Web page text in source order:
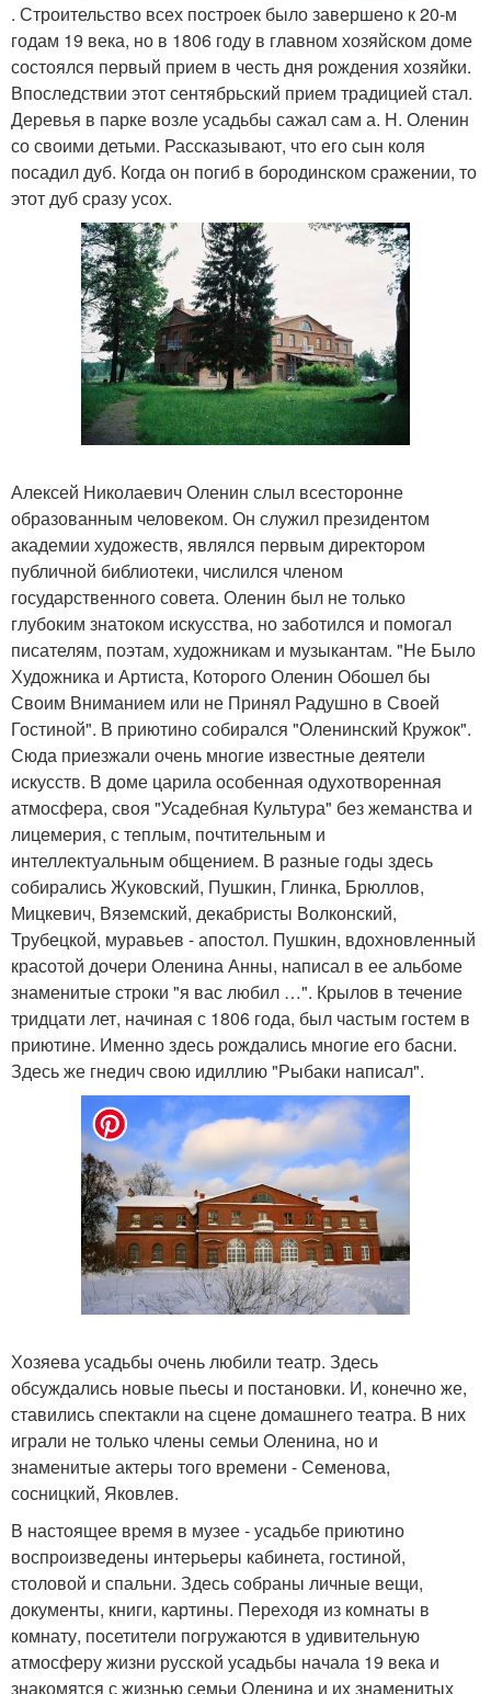
. Строительство всех построек было завершено к 20-м
годам 19 века, но в 1806 году в главном хозяйском доме
состоялся первый прием в честь дня рождения хозяйки.
Впоследствии этот сентябрьский прием традицией стал.
Деревья в парке возле усадьбы сажал сам а. Н. Оленин
со своими детьми. Рассказывают, что его сын коля
посадил дуб. Когда он погиб в бородинском сражении, то
этот дуб сразу усох.
Алексей Николаевич Оленин слыл всесторонне
образованным человеком. Он служил президентом
академии художеств, являлся первым директором
публичной библиотеки, числился членом
государственного совета. Оленин был не только
глубоким знатоком искусства, но заботился и помогал
писателям, поэтам, художникам и музыкантам. "Не Было
Художника и Артиста, Которого Оленин Обошел бы
Своим Вниманием или не Принял Радушно в Своей
Гостиной". В приютино собирался "Оленинский Кружок".
Сюда приезжали очень многие известные деятели
искусств. В доме царила особенная одухотворенная
атмосфера, своя "Усадебная Культура" без жеманства и
лицемерия, с теплым, почтительным и
интеллектуальным общением. В разные годы здесь
собирались Жуковский, Пушкин, Глинка, Брюллов,
Мицкевич, Вяземский, декабристы Волконский,
Трубецкой, муравьев - апостол. Пушкин, вдохновленный
красотой дочери Оленина Анны, написал в ее альбоме
знаменитые строки "я вас любил …". Крылов в течение
тридцати лет, начиная с 1806 года, был частым гостем в
приютине. Именно здесь рождались многие его басни.
Здесь же гнедич свою идиллию "Рыбаки написал".
Хозяева усадьбы очень любили театр. Здесь
обсуждались новые пьесы и постановки. И, конечно же,
ставились спектакли на сцене домашнего театра. В них
играли не только члены семьи Оленина, но и
знаменитые актеры того времени - Семенова,
сосницкий, Яковлев.
В настоящее время в музее - усадьбе приютино
воспроизведены интерьеры кабинета, гостиной,
столовой и спальни. Здесь собраны личные вещи,
документы, книги, картины. Переходя из комнаты в
комнату, посетители погружаются в удивительную
атмосферу жизни русской усадьбы начала 19 века и
знакомятся с жизнью семьи Оленина и их знаменитых